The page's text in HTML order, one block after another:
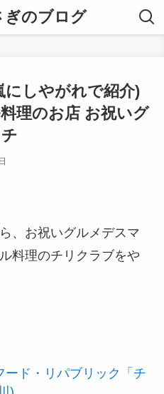
ぎのブログ
にしやがれで紹介)
理のお店 お祝いグ
、お祝いグルメデスマ
料理のチリクラブをや
ード・リパブリック「チ